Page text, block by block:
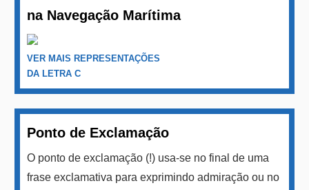
na Navegação Marítima
VER MAIS REPRESENTAÇÕES
DA LETRA C
Ponto de Exclamação
O ponto de exclamação (!) usa-se no final de uma
frase exclamativa para exprimindo admiração ou no